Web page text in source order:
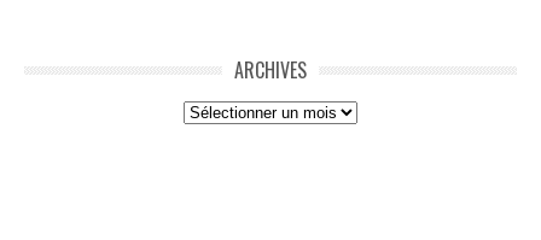
ARCHIVES
Archives